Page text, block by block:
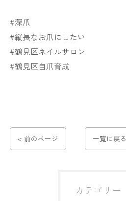
#深爪
#縦長なお爪にしたい
#鶴見区ネイルサロン
#鶴見区自爪育成
< 前のページ 一覧に戻る
カテゴリー